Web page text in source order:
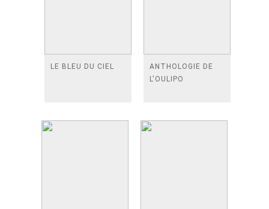
LE BLEU DU CIEL
ANTHOLOGIE DE
L'OULIPO